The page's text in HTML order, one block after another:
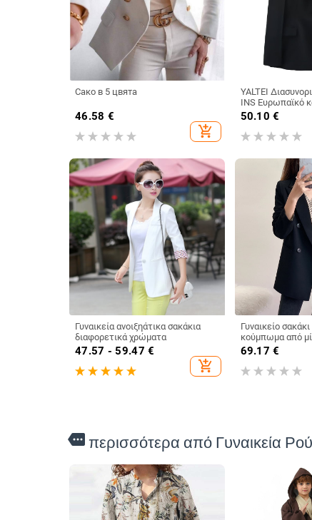
Сако в 5 цвята
46.58 €
add_shopping_cart
YALTEI
INS Ευρωπαϊκό
εξωτερικό
ενδυμάτων σετ
κοστουμιού με
50.10 €
Γυναικεία ανοιξηάτικα σακάκια
διαφορετικά χρώματα
47.57 - 59.47 €
add_shopping_cart
Γυναικείο
κούμπωμα από
πολυεστέρας και
γιακά σακάκι;
69.17 €
more περισσότερα από Γυναικεία